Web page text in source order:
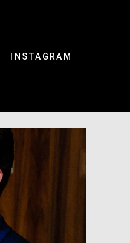
INSTAGRAM